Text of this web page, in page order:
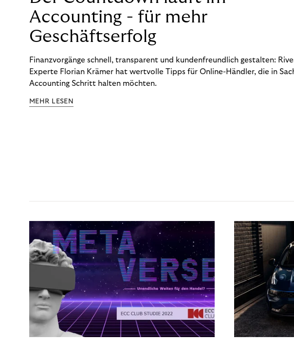
Accounting - für mehr
Geschäftserfolg
Finanzvorgänge schnell, transparent und kundenfreundlich gestalten:
Experte Florian Krämer hat wertvolle Tipps für Online-Händler, die in
Accounting Schritt halten möchten.
MEHR LESEN